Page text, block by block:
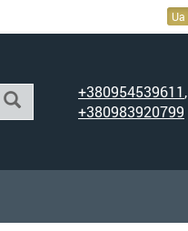
Ua
+380954539611,
+380983920799